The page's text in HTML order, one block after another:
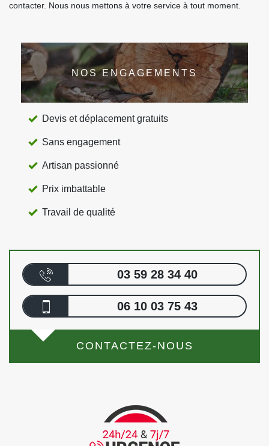
contacter. Nous nous mettons à votre service à tout moment.
NOS ENGAGEMENTS
Devis et déplacement gratuits
Sans engagement
Artisan passionné
Prix imbattable
Travail de qualité
03 59 28 34 40
06 10 03 75 43
CONTACTEZ-NOUS